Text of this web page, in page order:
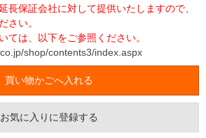
長保証会社に対して提供いたしますので、
さい。
ては、以下をご参照ください。
shop/contents3/index.aspx
お気に入りに登録する